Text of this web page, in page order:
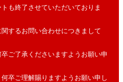
も終了させていただいておりま
するお問い合わせにつきまして
ご了承くださいますようお願い申
卒ご理解賜りますようお願い申し